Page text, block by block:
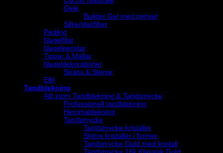
Gelé
Builder Gel med pensel
Silke/glasfiber
Pedikyr
Nagelfilar
Nagelpenslar
Tippar & Mallar
Nageldekorationer
Strass & Stenar
Elfil
Tandblekning
Allt inom Tandblekning & Tandsmycke
Professionell tandblekning
Hemmablekning
Tandsmycke
Tandsmycke kristaller
Större kristaller i former
Tandsmycke Guld med kristall